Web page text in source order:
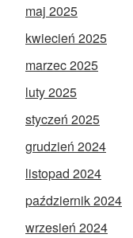
maj 2025
kwiecień 2025
marzec 2025
luty 2025
styczeń 2025
grudzień 2024
listopad 2024
październik 2024
wrzesień 2024